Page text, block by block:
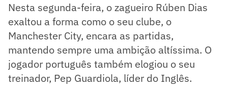
Nesta segunda-feira, o zagueiro Rúben Dias
exaltou a forma como o seu clube, o
Manchester City, encara as partidas,
mantendo sempre uma ambição altíssima. O
jogador português também elogiou o seu
treinador, Pep Guardiola, líder do Inglês.